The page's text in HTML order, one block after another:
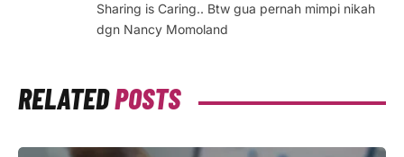
Sharing is Caring.. Btw gua pernah mimpi nikah
dgn Nancy Momoland
RELATEDPOSTS